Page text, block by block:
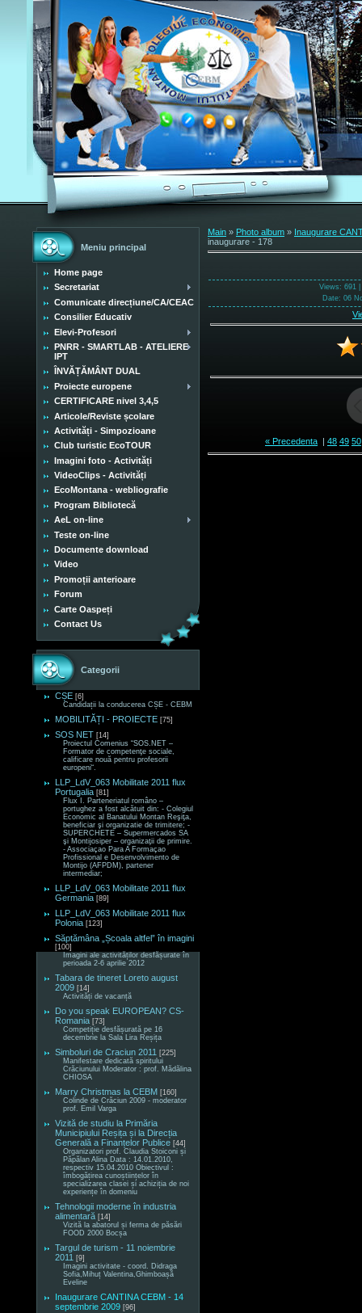
Meniu principal
Home page
Secretariat
Comunicate direcțiune/CA/CEAC
Consilier Educativ
Elevi-Profesori
PNRR - SMARTLAB - ATELIERE
IPT
ÎNVĂȚĂMÂNT DUAL
Proiecte europene
CERTIFICARE nivel 3,4,5
Articole/Reviste școlare
Activități - Simpozioane
Club turistic EcoTOUR
Imagini foto - Activități
VideoClips - Activități
EcoMontana - webliografie
Program Bibliotecă
AeL on-line
Teste on-line
Documente download
Video
Promoții anterioare
Forum
Carte Oaspeți
Contact Us
Categorii
CȘE [6]
Candidații la conducerea CȘE - CEBM
MOBILITĂȚI - PROIECTE [75]
SOS NET [14]
Proiectul Comenius “SOS.NET –
Formator de competenţe sociale,
calificare nouă pentru profesorii
europeni“.
LLP_LdV_063 Mobilitate 2011 flux
Portugalia [81]
Flux I. Parteneriatul româno –
portughez a fost alcătuit din: - Colegiul
Economic al Banatului Montan Reşiţa,
beneficiar şi organizatie de trimitere; -
SUPERCHETE – Supermercados SA
şi Montijosiper – organizaţii de primire.
- Associaçao Para A Formaçao
Profissional e Desenvolvimento de
Montijo (AFPDM), partener
intermediar;
LLP_LdV_063 Mobilitate 2011 flux
Germania [89]
LLP_LdV_063 Mobilitate 2011 flux
Polonia [123]
Săptămâna „Școala altfel” în imagini
[100]
Imagini ale activităților desfășurate în
perioada 2-6 aprilie 2012
Tabara de tineret Loreto august
2009 [14]
Activități de vacanță
Do you speak EUROPEAN? CS-
Romania [73]
Competiție desfășurată pe 16
decembrie la Sala Lira Reșița
Simboluri de Craciun 2011 [225]
Manifestare dedicată spiritului
Crăciunului Moderator : prof. Mădălina
CHIOSA
Marry Christmas la CEBM [160]
Colinde de Crăciun 2009 - moderator
prof. Emil Varga
Vizită de studiu la Primăria
Municipiului Reșița și la Direcția
Generală a Finanțelor Publice [44]
Organizatori prof. Claudia Stoiconi și
Păpălan Alina Data : 14.01.2010,
respectiv 15.04.2010 Obiectivul :
îmbogățirea cunoștiințelor în
specializarea clasei și achiziția de noi
experiențe în domeniu
Tehnologii moderne în industria
alimentară [14]
Vizită la abatorul și ferma de păsări
FOOD 2000 Bocșa
Targul de turism - 11 noiembrie
2011 [9]
Imagini activitate - coord. Didraga
Sofia,Mihuț Valentina,Ghimboașă
Eveline
Inaugurare CANTINA CEBM - 14
septembrie 2009 [96]
Main » Photo album » Inaugurare
inaugurare - 178
Views: 691 |
Date: 06
« Precedenta | 48 49 50